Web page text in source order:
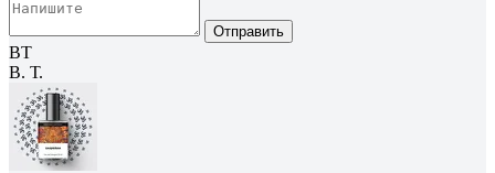
Отправить
ВТ
В. Т.